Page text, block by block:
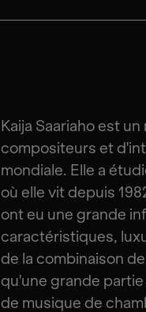
Kaija Saariaho est
compositeurs et
mondiale. Elle a
où elle vit depuis
ont eu une grande
caractéristiques,
de la combinaison
qu'une grande
de musique de